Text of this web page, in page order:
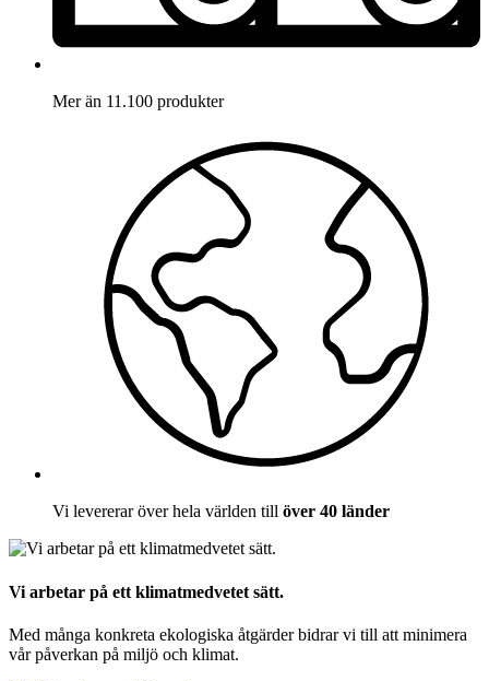
Mer än 11.100 produkter
Vi levererar över hela världen till över 40 länder
Vi arbetar på ett klimatmedvetet sätt.
Med många konkreta ekologiska åtgärder bidrar vi till att minimera
vår påverkan på miljö och klimat.